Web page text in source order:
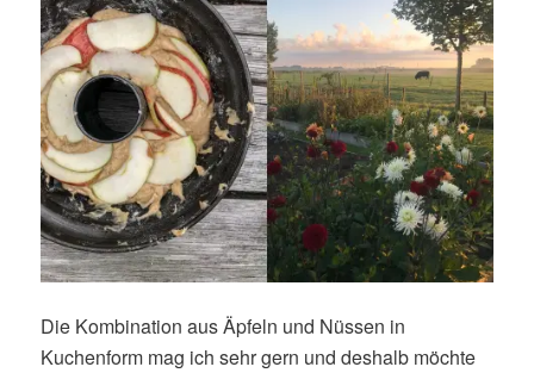
Die Kombination aus Äpfeln und Nüssen in
Kuchenform mag ich sehr gern und deshalb möchte